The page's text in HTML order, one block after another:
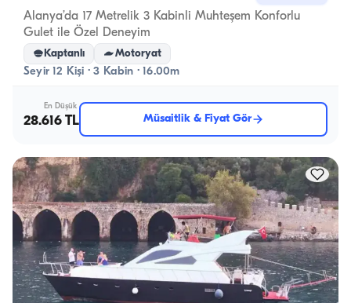
Alanya’da 17 Metrelik 3 Kabinli Muhteşem Konforlu
Gulet ile Özel Deneyim
Kaptanlı Motoryat
Seyir 12 Kişi · 3 Kabin · 16.00m
En Düşük
28.616 TL Müsaitlik & Fiyat Gör